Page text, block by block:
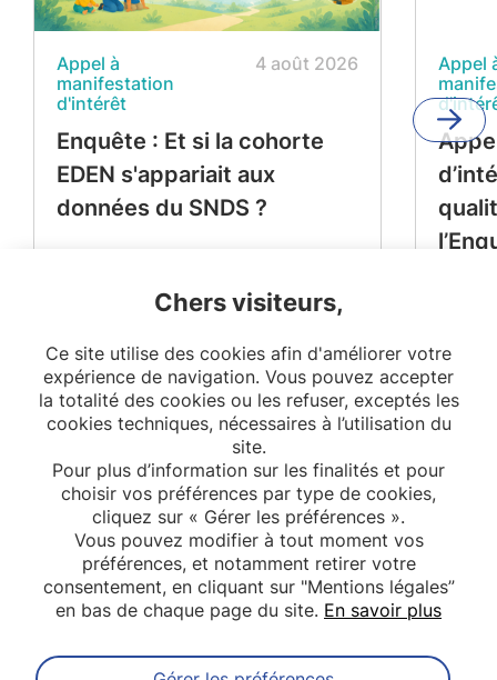
Appel à
manifestation
d'intérêt
4 août 2026
Enquête : Et si la cohorte
EDEN s'appariait aux
données du SNDS ?
Appel
Chers visiteurs,
Ce site utilise des cookies afin d'améliorer votre
expérience de navigation. Vous pouvez accepter
la totalité des cookies ou les refuser, exceptés les
cookies techniques, nécessaires à l’utilisation du
site.
Pour plus d’information sur les finalités et pour
choisir vos préférences par type de cookies,
cliquez sur « Gérer les préférences ».
Vous pouvez modifier à tout moment vos
préférences, et notamment retirer votre
consentement, en cliquant sur "Mentions légales”
en bas de chaque page du site. En savoir plus